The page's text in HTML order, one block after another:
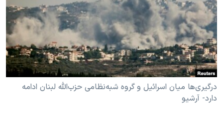
فرهنگ و زندگی
حقوق شهروندی
اقتصادی
علم و فناوری
گالری عکس
مستندها
انتخابات ریاست جمهوری آمریکا ۲۰۲۴
حمله جمهوری اسلامی به اسرائیل
رمز مهسا
اعتراضات زن، زندگی، آزادی
دنبال کنید
زبانهای مختلف
درگیری‌ها میان اسرائیل و گروه شبه‌نظامی حزب‌الله لبنان ادامه
دارد- آرشیو